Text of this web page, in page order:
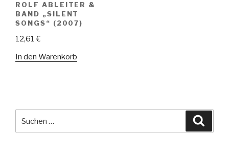
ROLF ABLEITER &
BAND „SILENT
SONGS“ (2007)
12,61€
In den Warenkorb
nach: